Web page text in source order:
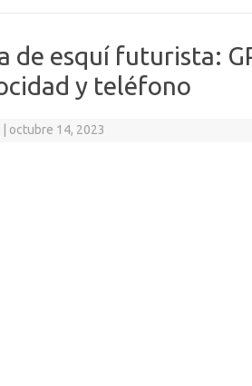
de esquí futurista:
y teléfono
octubre 14, 2023